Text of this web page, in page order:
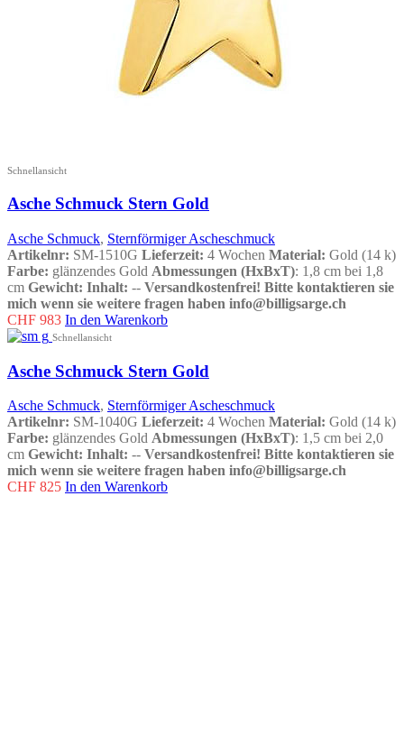
Schnellansicht
Asche Schmuck Stern Gold
Asche Schmuck, Sternförmiger Ascheschmuck
Artikelnr: SM-1510G Lieferzeit: 4 Wochen Material: Gold (14 k)
Farbe: glänzendes Gold Abmessungen (HxBxT): 1,8 cm bei 1,8
cm Gewicht: Inhalt: -- Versandkostenfrei! Bitte kontaktieren sie
mich wenn sie weitere fragen haben info@billigsarge.ch
CHF 983 In den Warenkorb
Schnellansicht
Asche Schmuck Stern Gold
Asche Schmuck, Sternförmiger Ascheschmuck
Artikelnr: SM-1040G Lieferzeit: 4 Wochen Material: Gold (14 k)
Farbe: glänzendes Gold Abmessungen (HxBxT): 1,5 cm bei 2,0
cm Gewicht: Inhalt: -- Versandkostenfrei! Bitte kontaktieren sie
mich wenn sie weitere fragen haben info@billigsarge.ch
CHF 825 In den Warenkorb